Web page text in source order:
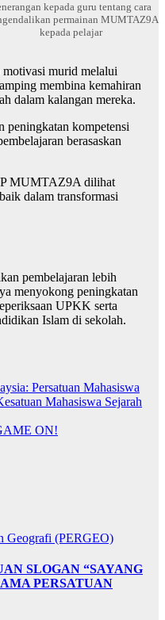
kepada guru tentang cara
permainan MUMTAZ9A
kepada pelajar
murid melalui
membina kemahiran
dalam kalangan mereka.
peningkatan kompetensi
berasaskan
MUMTAZ9A dilihat
dalam transformasi
pembelajaran lebih
menyokong peningkatan
UPKK serta
Islam di sekolah.
Persatuan Mahasiswa
Mahasiswa Sejarah
ON!
Geografi (PERGEO)
SLOGAN “SAYANG
PERSATUAN